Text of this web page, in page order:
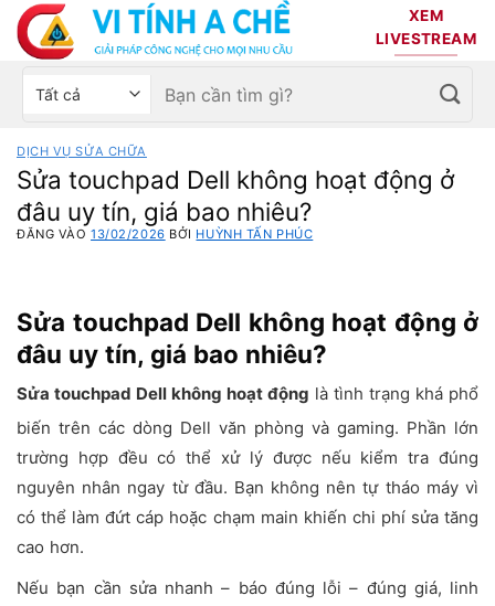
Bỏ
qua
nội
dung
XEM
LIVESTREAM
Chọn
sản
phẩm
Tìm
kiếm:
DỊCH VỤ SỬA CHỮA
Sửa touchpad Dell không hoạt động ở
đâu uy tín, giá bao nhiêu?
ĐĂNG VÀO13/02/2026 BỞI HUỲNH TẤN PHÚC
Sửa touchpad Dell không hoạt động ở
đâu uy tín, giá bao nhiêu?
Sửa touchpad Dell không hoạt động là tình trạng khá phổ
biến trên các dòng Dell văn phòng và gaming. Phần lớn
trường hợp đều có thể xử lý được nếu kiểm tra đúng
nguyên nhân ngay từ đầu. Bạn không nên tự tháo máy vì
có thể làm đứt cáp hoặc chạm main khiến chi phí sửa tăng
cao hơn.
Nếu bạn cần sửa nhanh – báo đúng lỗi – đúng giá, linh